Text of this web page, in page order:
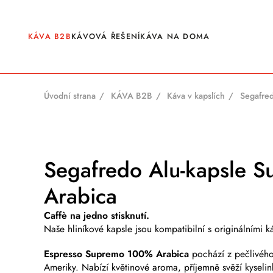
KÁVA B2B
fabia Wiener Premium Kaffee
Čaje Brodies
Čaje Tiktak Premium
Ostatní nápoje
Doplňkové produkty
KÁVOVÁ ŘEŠENÍKÁVA NA DOMA
Úvodní strana KÁVA B2B Káva v kapslích
Segafredo Alu-kapsle
Arabica
Caffè na jedno stisknutí.
Naše hliníkové kapsle jsou kompatibilní s originálními
Espresso Supremo 100% Arabica pochází z
Ameriky. Nabízí květinové aroma, příjemně svěží